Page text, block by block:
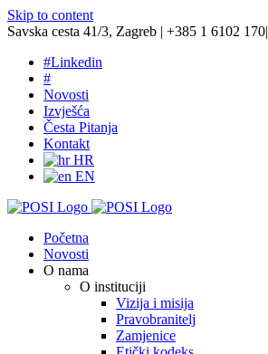
Skip to content
Savska cesta 41/3, Zagreb | +385 1 6102 170|
#Linkedin
#
Novosti
Izvješća
Česta Pitanja
Kontakt
HR
EN
Početna
Novosti
O nama
O instituciji
Vizija i misija
Pravobranitelj
Zamjenice